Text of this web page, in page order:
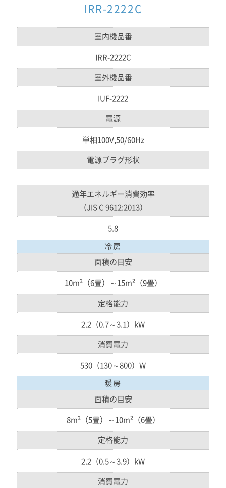
IRR-2222C
室内機品番
IRR-2222C
室外機品番
IUF-2222
電源
単相100V,50/60Hz
電源プラグ形状
通年エネルギー消費効率
（JIS C 9612:2013）
5.8
冷房
面積の目安
10m²（6畳）～15m²（9畳）
定格能力
2.2（0.7～3.1）kW
消費電力
530（130～800）W
暖房
面積の目安
8m²（5畳）～10m²（6畳）
定格能力
2.2（0.5～3.9）kW
消費電力